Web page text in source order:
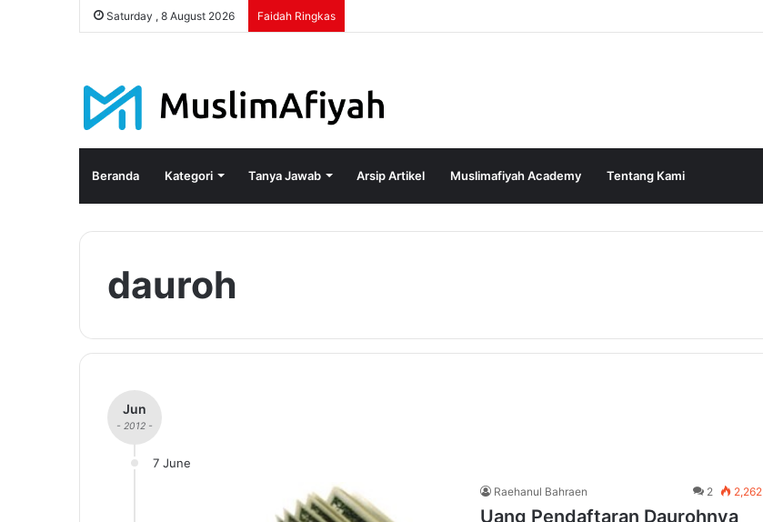
Saturday , 8 August 2026 Faidah Ringkas
Beranda Kategori Tanya Jawab Arsip Artikel Muslimafiyah Academy Tentang Kami
dauroh
Jun
- 2012 -
7 June
Raehanul Bahraen 2 2,262
Uang Pendaftaran Daurohnya